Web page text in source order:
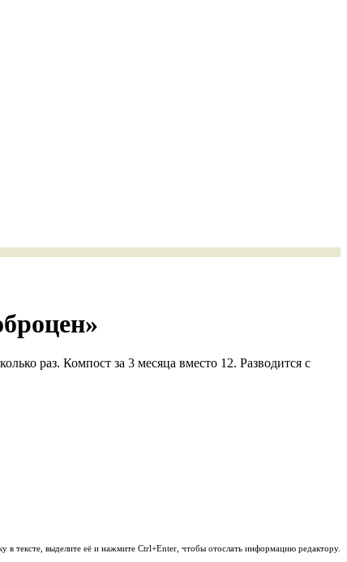
раз. Компост за 3 месяца вместо 12. Разводится с
в тексте, выделите её и нажмите Ctrl+Enter, чтобы отослать информацию редактору.